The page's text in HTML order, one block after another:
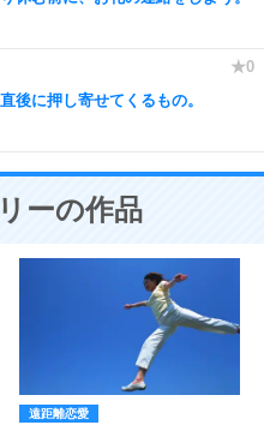
後に押し寄せてくるもの。
ーの作品
遠距離恋愛